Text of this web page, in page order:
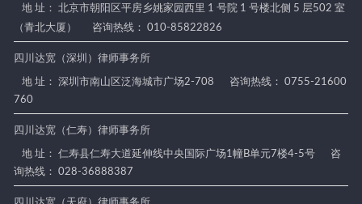
地 址： 北京市朝阳区平房乡姚家园西里 1 号院 1 号楼北侧 5 层502 室
（青北大厦）
咨询热线： 010-85822826
四川达宽（深圳）律师事务所
地 址： 深圳市南山区泛海城市广场2-708
咨询热线： 0755-21600
760
四川达宽（仁寿）律师事务所
地 址： 仁寿县仁寿大道延伸线中央国际广场1幢B单元7楼4-5号
咨
询热线： 028-36888387